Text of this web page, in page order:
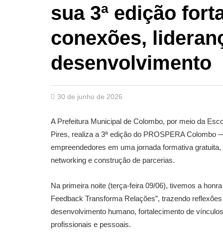
sua 3ª edição
conexões,
desenvolvimento
30 de junho de 2026
A Prefeitura Municipal de Colombo, por meio da
Pires, realiza a 3ª edição do PROSPERA
empreendedores em uma jornada formativa
networking e construção de parcerias.
Na primeira noite (terça-feira 09/06), tivemos a
Feedback Transforma Relações”, trazendo
desenvolvimento humano, fortalecimento de
profissionais e pessoais.